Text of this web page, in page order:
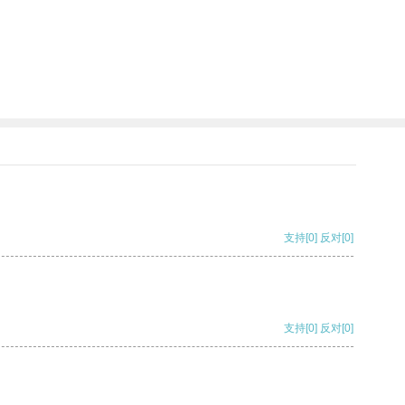
支持[0] 反对[0]
支持[0] 反对[0]